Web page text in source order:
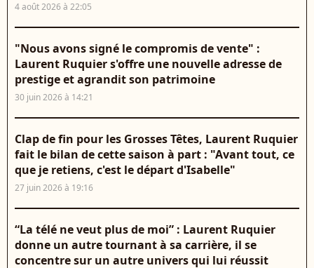
4 août 2026 à 22:05
"Nous avons signé le compromis de vente" :
Laurent Ruquier s'offre une nouvelle adresse de
prestige et agrandit son patrimoine
30 juin 2026 à 14:21
Clap de fin pour les Grosses Têtes, Laurent Ruquier
fait le bilan de cette saison à part : "Avant tout, ce
que je retiens, c'est le départ d'Isabelle"
27 juin 2026 à 19:16
“La télé ne veut plus de moi” : Laurent Ruquier
donne un autre tournant à sa carrière, il se
concentre sur un autre univers qui lui réussit